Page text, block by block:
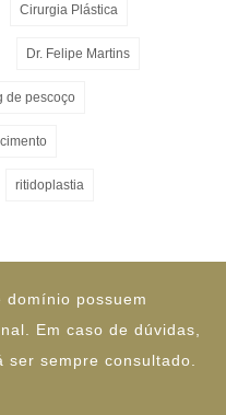
Cirurgia Plástica
Dr. Felipe Martins
de pescoço
ritidoplastia
possuem
Em caso de dúvidas,
sempre consultado.